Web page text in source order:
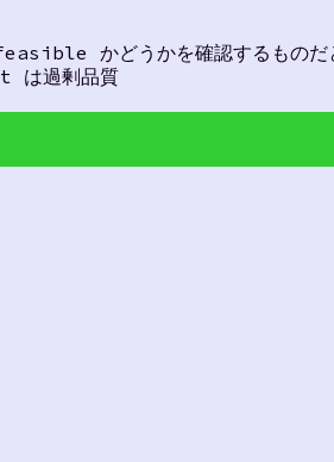
かどうかを確認するものだ
は過剰品質